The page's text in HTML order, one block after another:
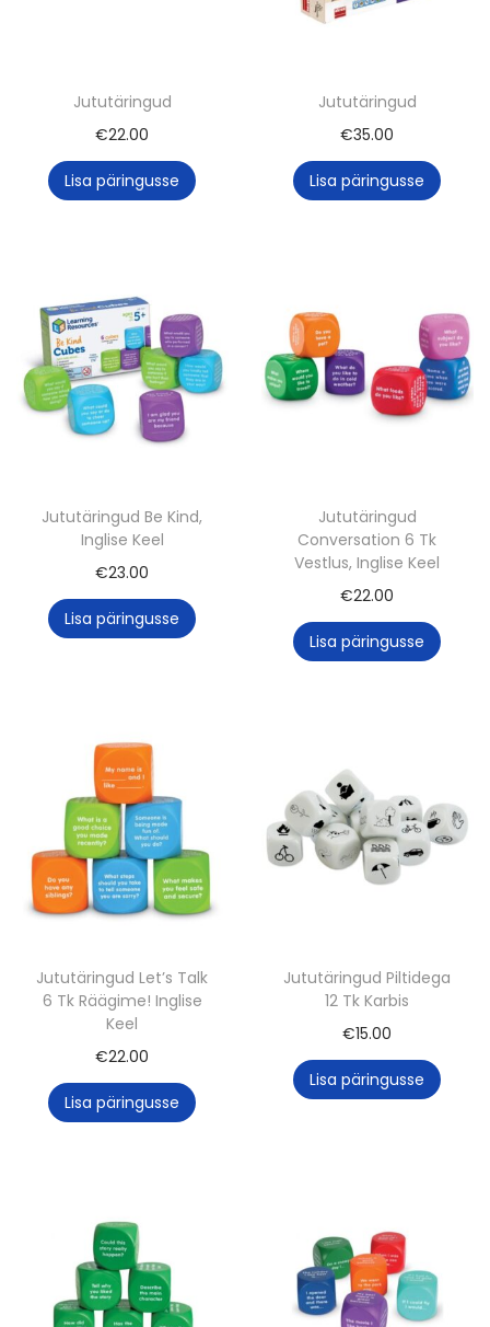
Jututäringud
€22.00
Lisa päringusse
Jututäringud
€35.00
Lisa päringusse
Jututäringud Be Kind,
Inglise Keel
€23.00
Lisa päringusse
Jututäringud
Conversation 6 Tk
Vestlus, Inglise Keel
€22.00
Lisa päringusse
Jututäringud Let’s Talk
6 Tk Räägime! Inglise
Keel
€22.00
Lisa päringusse
Jututäringud Piltidega
12 Tk Karbis
€15.00
Lisa päringusse